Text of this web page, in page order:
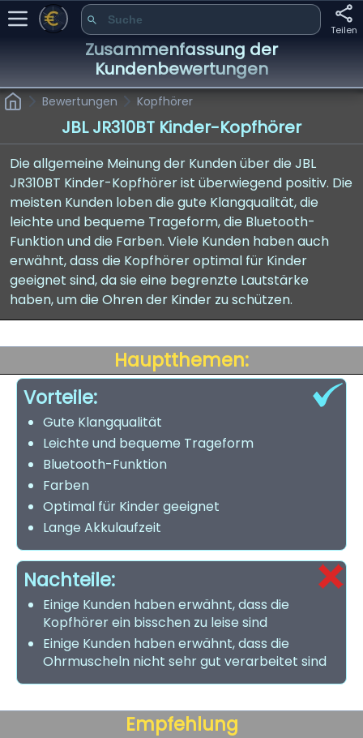
Teilen
Zusammenfassung der
Kundenbewertungen
Bewertungen Kopfhörer
JBL JR310BT Kinder-Kopfhörer
Die allgemeine Meinung der Kunden über die JBL
JR310BT Kinder-Kopfhörer ist überwiegend positiv. Die
meisten Kunden loben die gute Klangqualität, die
leichte und bequeme Trageform, die Bluetooth-
Funktion und die Farben. Viele Kunden haben auch
erwähnt, dass die Kopfhörer optimal für Kinder
geeignet sind, da sie eine begrenzte Lautstärke
haben, um die Ohren der Kinder zu schützen.
Hauptthemen:
Vorteile:
Gute Klangqualität
Leichte und bequeme Trageform
Bluetooth-Funktion
Farben
Optimal für Kinder geeignet
Lange Akkulaufzeit
Nachteile:
Einige Kunden haben erwähnt, dass die
Kopfhörer ein bisschen zu leise sind
Einige Kunden haben erwähnt, dass die
Ohrmuscheln nicht sehr gut verarbeitet sind
Empfehlung